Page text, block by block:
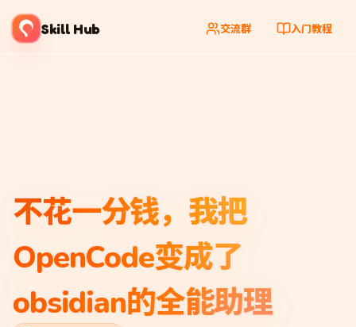
Skill Hub 交流群 入门教程
不花一分钱，我把
OpenCode变成了
obsidian的全能助理